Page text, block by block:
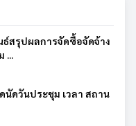
สรุปผลการจัดซื้อจัดจ้าง
...
ดวันประชุม เวลา สถาน